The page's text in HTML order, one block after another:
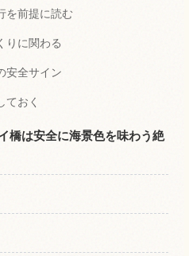
を前提に読む
りに関わる
安全サイン
ておく
橋は安全に海景色を味わう絶